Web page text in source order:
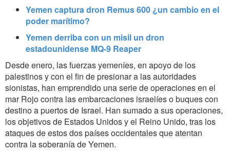
Yemen captura dron Remus 600 ¿un cambio en el
poder marítimo?
Yemen derriba con un misil un dron
estadounidense MQ-9 Reaper
Desde enero, las fuerzas yemeníes, en apoyo de los
palestinos y con el fin de presionar a las autoridades
sionistas, han emprendido una serie de operaciones en el
mar Rojo contra las embarcaciones israelíes o buques con
destino a puertos de Israel. Han sumado a sus operaciones,
los objetivos de Estados Unidos y el Reino Unido, tras los
ataques de estos dos países occidentales que atentan
contra la soberanía de Yemen.